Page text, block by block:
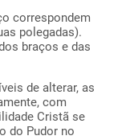
correspondem
polegadas).
braços e das
de alterar, as
com
Cristã se
do Pudor no